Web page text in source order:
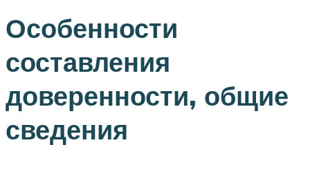
Особенности
составления
доверенности, общие
сведения